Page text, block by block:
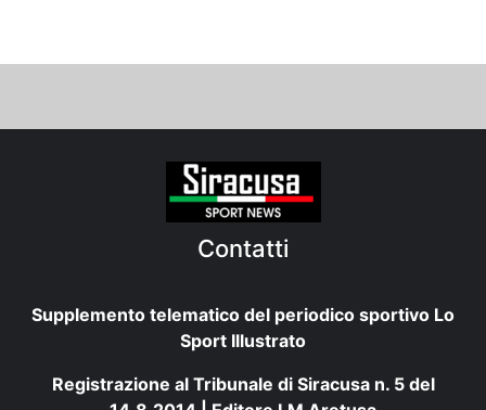
Contatti
Supplemento telematico del periodico sportivo Lo
Sport Illustrato
Registrazione al Tribunale di Siracusa n. 5 del